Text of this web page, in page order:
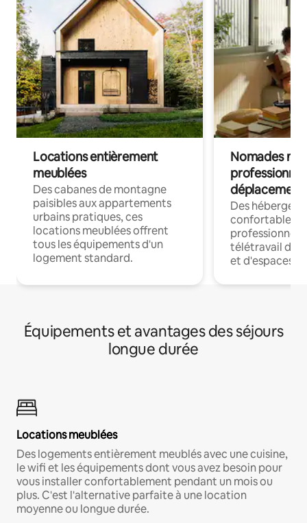
Locations entièrement
meublées
Des cabanes de montagne
paisibles aux appartements
urbains pratiques, ces
locations meublées offrent
tous les équipements d'un
logement standard.
Nomades
déplacement
Des
confortables
professionnels
télétravail
et d'espaces
Équipements et avantages des séjours
longue durée
Locations meublées
Des logements entièrement meublés avec une cuisine,
le wifi et les équipements dont vous avez besoin pour
vous installer confortablement pendant un mois ou
plus. C'est l'alternative parfaite à une location
moyenne ou longue durée.